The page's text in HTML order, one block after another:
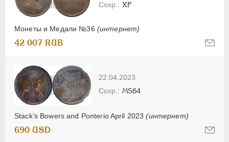
Монеты и Медали №36 (интернет)
XF
42 007 RUB
22.04.2023
Stack’s Bowers and Ponterio April 2023(интернет)
MS64
690 USD